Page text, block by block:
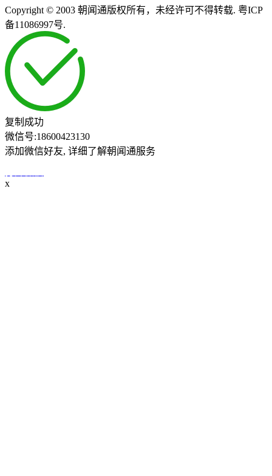
Copyright © 2003 朝闻通版权所有，未经许可不得转载. 粤ICP
备11086997号.
复制成功
微信号:18600423130
添加微信好友, 详细了解朝闻通服务
x